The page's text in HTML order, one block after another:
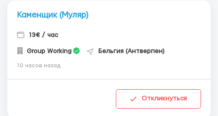
Каменщик (Муляр)
13€ / час
Group Working Бельгия (Антверпен)
10 часов назад
Откликнуться